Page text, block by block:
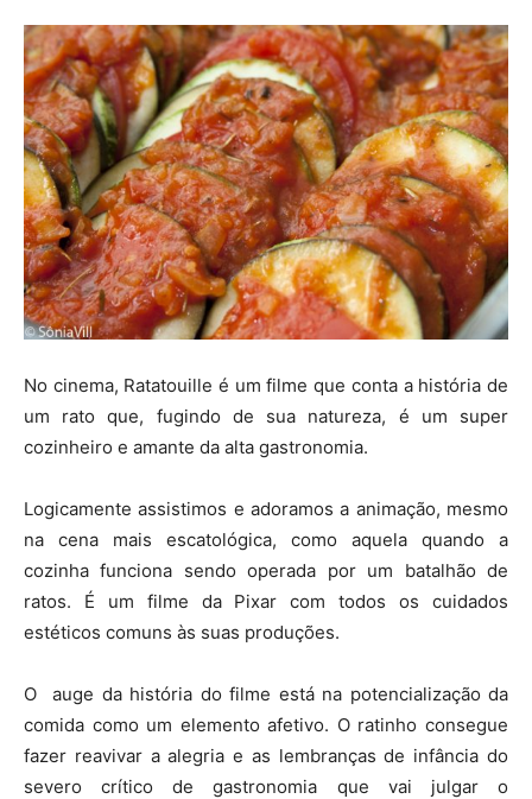
No cinema, Ratatouille é um filme que conta a história de
um rato que, fugindo de sua natureza, é um super
cozinheiro e amante da alta gastronomia.
Logicamente assistimos e adoramos a animação, mesmo
na cena mais escatológica, como aquela quando a
cozinha funciona sendo operada por um batalhão de
ratos. É um filme da Pixar com todos os cuidados
estéticos comuns às suas produções.
O auge da história do filme está na potencialização da
comida como um elemento afetivo. O ratinho consegue
fazer reavivar a alegria e as lembranças de infância do
severo crítico de gastronomia que vai julgar o